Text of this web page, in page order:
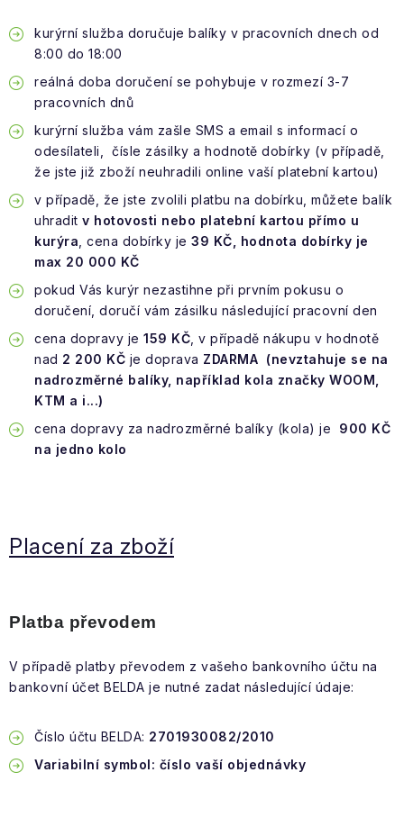
kurýrní služba doručuje balíky v pracovních dnech od
8:00 do 18:00
reálná doba doručení se pohybuje v rozmezí 3-7
pracovních dnů
kurýrní služba vám zašle SMS a email s informací o
odesílateli, čísle zásilky a hodnotě dobírky (v případě,
že jste již zboží neuhradili online vaší platební kartou)
v případě, že jste zvolili platbu na dobírku, můžete balík
uhradit v hotovosti nebo platební kartou přímo u
kurýra , cena dobírky je 39 KČ, hodnota dobírky je
max 20 000 KČ
pokud Vás kurýr nezastihne při prvním pokusu o
doručení, doručí vám zásilku následující pracovní den
cena dopravy je 159 KČ , v případě nákupu v hodnotě
nad 2 200 KČ je doprava ZDARMA (nevztahuje se na
nadrozměrné balíky, například kola značky WOOM,
KTM a i...)
cena dopravy za nadrozměrné balíky (kola) je
900 KČ
na jedno kolo
Placení za zboží
Platba převodem
V případě platby převodem z vašeho bankovního účtu na
bankovní účet BELDA je nutné zadat následující údaje:
Číslo účtu BELDA: 2701930082/2010
Variabilní symbol: číslo vaší objednávky